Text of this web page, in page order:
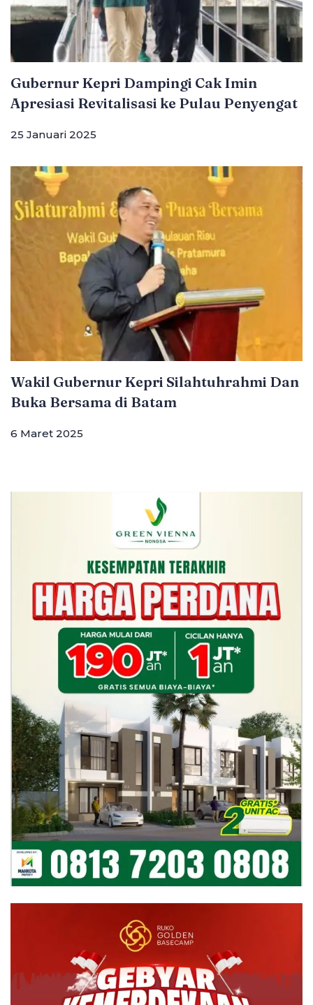
Gubernur Kepri Dampingi Cak Imin
Apresiasi Revitalisasi ke Pulau Penyengat
25 Januari 2025
Wakil Gubernur Kepri Silahtuhrahmi Dan
Buka Bersama di Batam
6 Maret 2025